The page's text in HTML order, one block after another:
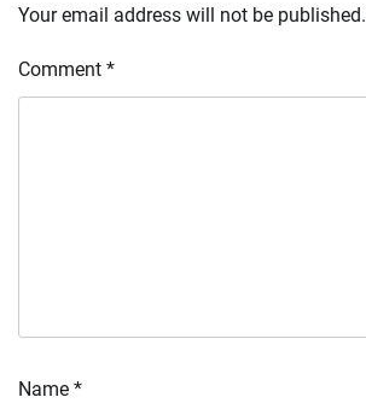
Your email address will not be published.
Comment *
Name *